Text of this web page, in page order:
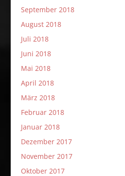
September 2018
August 2018
Juli 2018
Juni 2018
Mai 2018
April 2018
März 2018
Februar 2018
Januar 2018
Dezember 2017
November 2017
Oktober 2017